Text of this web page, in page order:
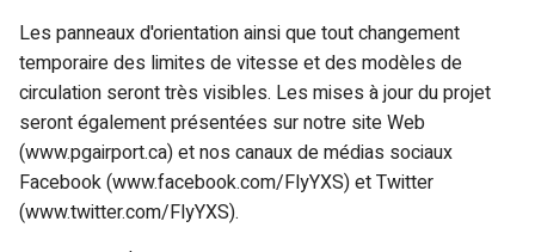
Les panneaux d'orientation ainsi que tout changement
temporaire des limites de vitesse et des modèles de
circulation seront très visibles. Les mises à jour du projet
seront également présentées sur notre site Web
(www.pgairport.ca) et nos canaux de médias sociaux
Facebook (www.facebook.com/FlyYXS) et Twitter
(www.twitter.com/FlyYXS).